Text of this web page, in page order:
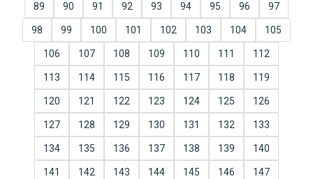
89 90 91 92 93 94 95 96 97
98 99 100 101 102 103 104 105
106 107 108 109 110 111 112
113 114 115 116 117 118 119
120 121 122 123 124 125 126
127 128 129 130 131 132 133
134 135 136 137 138 139 140
141 142 143 144 145 146 147